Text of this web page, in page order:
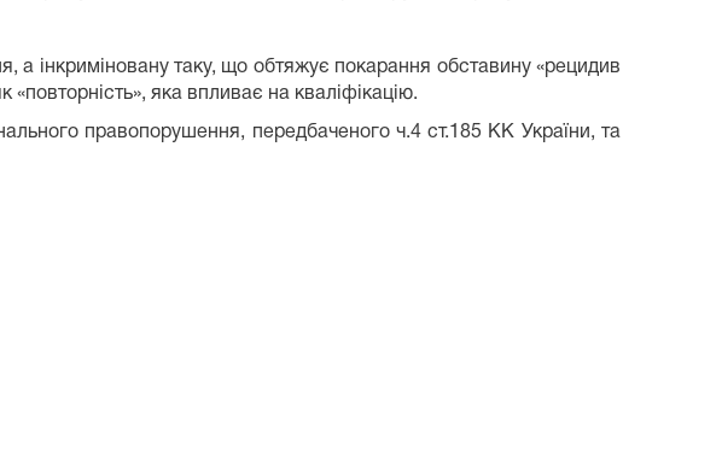
інкриміновану таку, що обтяжує покарання обставину «рецидив
яка впливає на кваліфікацію.
правопорушення, передбаченого ч.4 ст.185 КК України, та